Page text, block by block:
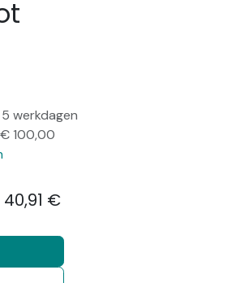
werkdagen
100,00
40,91 €